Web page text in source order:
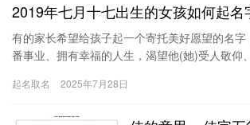
2019年七月十七出生的女孩如何起名
有的家长希望给孩子起一个寄托美好愿望的名
番事业、拥有幸福的人生，渴望他(她)受人敬仰
起名取名 2025年7月28日